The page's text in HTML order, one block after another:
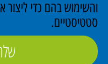
והשימוש בהם כדי ליצור
סטטיסטיים.